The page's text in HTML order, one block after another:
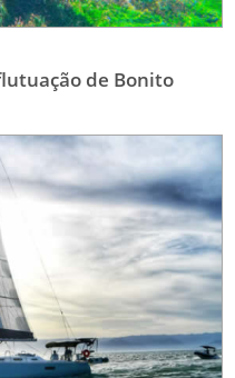
de Bonito